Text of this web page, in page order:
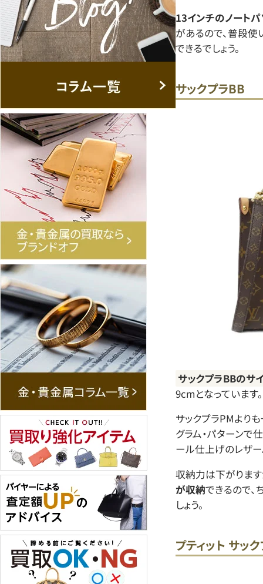
13インチのノート
があるので、普段
できるでしょう。
サックプラBB
サックプラBBのサ
9cmとなっています。
サックプラPMより
グラム・パターンで
ール仕上げのレザー
収納力は下がります
が収納できるので、
しょう。
プティット サッ